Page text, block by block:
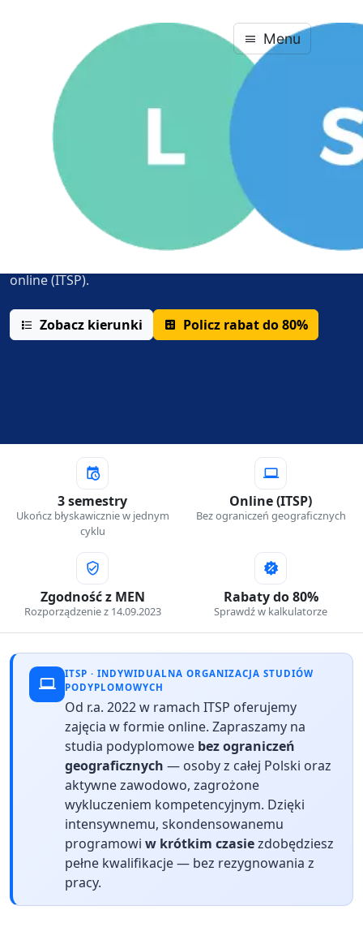
Menu
Powróć
Strefa kandydata · Pedagogika
Studia podyplomowe
Trzysemestralne studia kwalifikacyjne i
niekwalifikacyjne dla nauczycieli, pracowników oświaty i
online (ITSP).
Zobacz kierunki Policz rabat do 80%
3 semestry
Ukończ błyskawicznie w jednym
cyklu
Online (ITSP)
Bez ograniczeń geograficznych
Zgodność z MEN
Rozporządzenie z 14.09.2023
Rabaty do 80%
Sprawdź w kalkulatorze
ITSP · INDYWIDUALNA ORGANIZACJA STUDIÓW
PODYPLOMOWYCH
Od r.a. 2022 w ramach ITSP oferujemy
zajęcia w formie online. Zapraszamy na
studia podyplomowe bez ograniczeń
geograficznych — osoby z całej Polski oraz
aktywne zawodowo, zagrożone
wykluczeniem kompetencyjnym. Dzięki
intensywnemu, skondensowanemu
programowi w krótkim czasiezdobędziesz
pełne kwalifikacje — bez rezygnowania z
pracy.